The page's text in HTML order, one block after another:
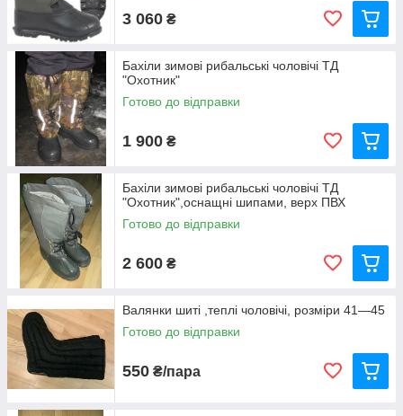
3 060 ₴
Бахіли зимові рибальські чоловічі ТД
"Охотник"
Готово до відправки
1 900 ₴
Бахіли зимові рибальські чоловічі ТД
"Охотник",оснащні шипами, верх ПВХ
Готово до відправки
2 600 ₴
Валянки шиті ,теплі чоловічі, розміри 41—45
Готово до відправки
550 ₴/пара